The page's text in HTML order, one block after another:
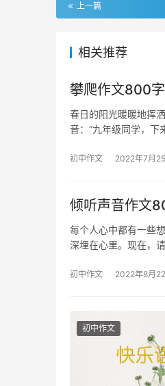
上一篇
相关推荐
攀爬作文800字
春日的阳光暖暖地挥
音：“九年级同学，下
初中作文 2022年7月
倾听声音作文
每个人心中都有一些
深埋在心里。现在，
初中作文 2022年8月
初中作文